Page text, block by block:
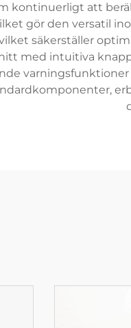
kontinuerligt att
gör den versatil
säkerställer
med intuitiva